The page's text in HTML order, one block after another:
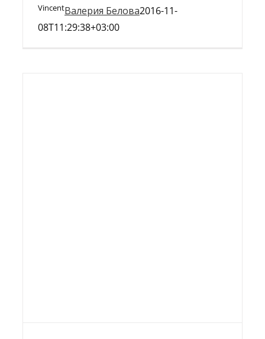
VincentВалерия Белова2016-11-
08T11:29:38+03:00